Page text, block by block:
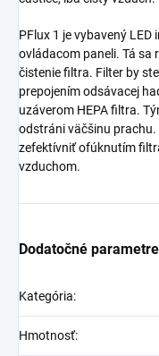
PFlux 1 je vybavený
ovládacom paneli. Tá sa
čistenie filtra. Filter by
prepojením odsávacej
uzáverom HEPA filtra.
odstráni väčšinu
zefektívniť ofúknutím
vzduchom.
Dodatočné parametre
Kategória:
Hmotnosť: